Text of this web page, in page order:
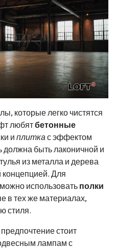
которые легко чистятся
любятбетонные
и плиткас эффектом
должна быть лаконичной и
из металла и дерева
Для
использовать полки
в тех же материалах,
стиля.
стоит
лампам с